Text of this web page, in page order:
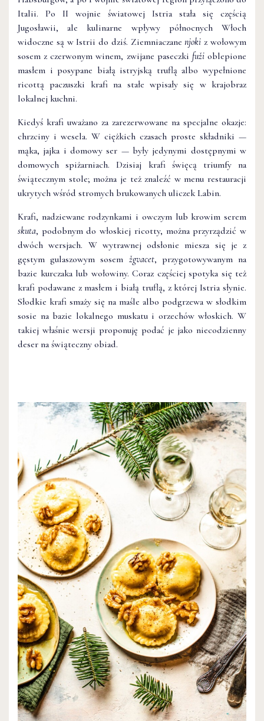
Italii. Po II wojnie światowej Istria stała się częścią
Jugosławii, ale kulinarne wpływy północnych Włoch
widoczne są w Istrii do dziś. Ziemniaczanenjokiz wołowym
sosem z czerwonym winem, zwijane paseczki fužioblepione
masłem i posypane białą istryjską truflą albo wypełnione
ricottą paczuszki krafi na stałe wpisały się w krajobraz
lokalnej kuchni.
Kiedyś krafi uważano za zarezerwowane na specjalne okazje:
chrzciny i wesela. W ciężkich czasach proste składniki —
mąka, jajka i domowy ser — były jedynymi dostępnymi w
domowych spiżarniach. Dzisiaj krafi święcą triumfy na
świątecznym stole; można je też znaleźć w menu restauracji
ukrytych wśród stromych brukowanych uliczek Labin.
Krafi, nadziewane rodzynkami i owczym lub krowim serem
skuta, podobnym do włoskiej ricotty, można przyrządzić w
dwóch wersjach. W wytrawnej odsłonie miesza się je z
gęstym gulaszowym sosem žgvacet, przygotowywanym na
bazie kurczaka lub wołowiny. Coraz częściej spotyka się też
krafi podawane z masłem i białą truflą, z której Istria słynie.
Słodkie krafi smaży się na maśle albo podgrzewa w słodkim
sosie na bazie lokalnego muskatu i orzechów włoskich. W
takiej właśnie wersji proponuję podać je jako niecodzienny
deser na świąteczny obiad.